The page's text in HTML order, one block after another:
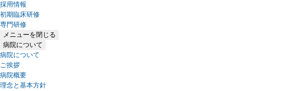
採用情報
初期臨床研修
専門研修
メニューを閉じる
病院について
病院について
ご挨拶
病院概要
理念と基本方針